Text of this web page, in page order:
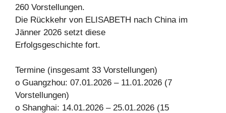
260 Vorstellungen.
Die Rückkehr von ELISABETH nach China im
Jänner 2026 setzt diese
Erfolgsgeschichte fort.
Termine (insgesamt 33 Vorstellungen)
o Guangzhou: 07.01.2026 – 11.01.2026 (7
Vorstellungen)
o Shanghai: 14.01.2026 – 25.01.2026 (15